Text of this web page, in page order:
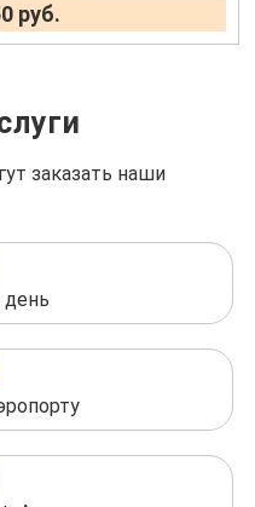
руб.
заказать наши
день